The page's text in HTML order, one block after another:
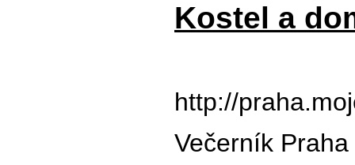
Kostel a
http://
Večerník